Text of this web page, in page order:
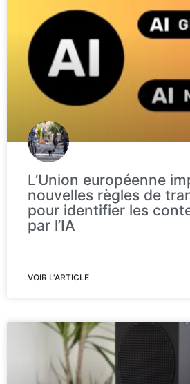
L’Union européenne
nouvelles règles de
pour identifier les
par l’IA
VOIR L'ARTICLE